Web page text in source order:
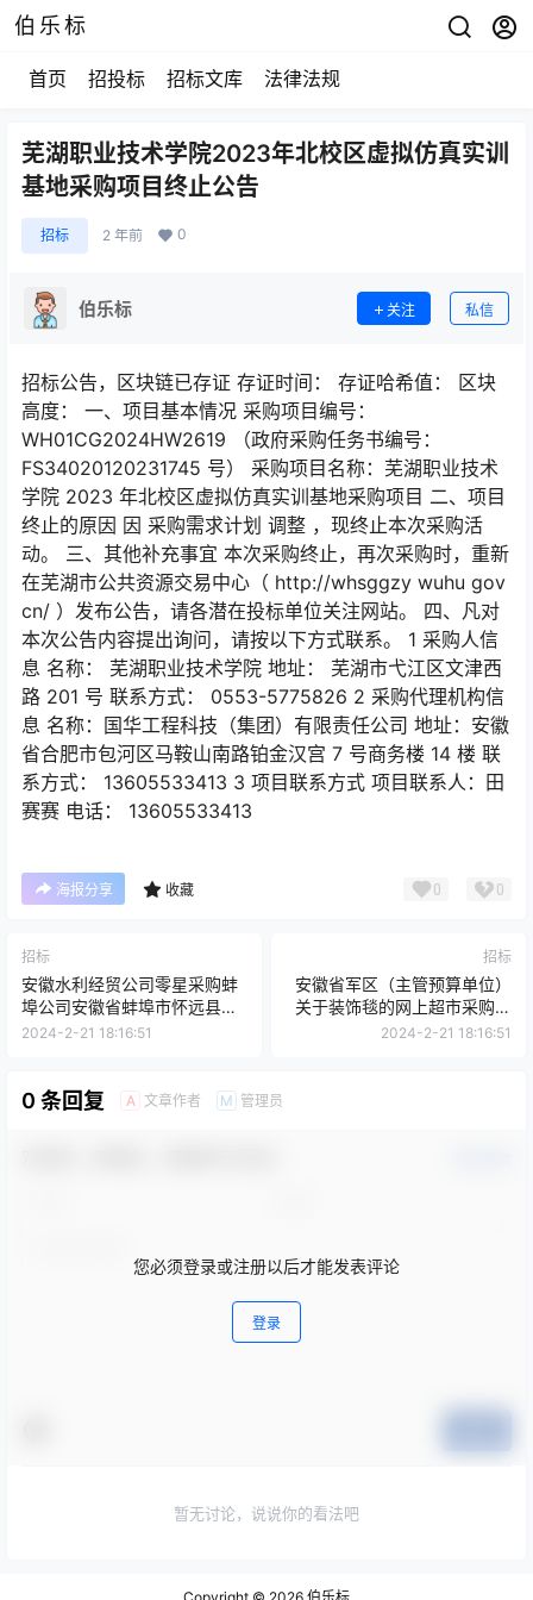
伯乐标
首页 招投标 招标文库 法律法规
芜湖职业技术学院2023年北校区虚拟仿真实训
基地采购项目终止公告
招标 2 年前 0
伯乐标 关注 私信
招标公告，区块链已存证 存证时间： 存证哈希值： 区块
高度： 一、项目基本情况 采购项目编号：
WH01CG2024HW2619 （政府采购任务书编号：
FS34020120231745 号） 采购项目名称：芜湖职业技术
学院 2023 年北校区虚拟仿真实训基地采购项目 二、项目
终止的原因 因 采购需求计划 调整 ，现终止本次采购活
动。 三、其他补充事宜 本次采购终止，再次采购时，重新
在芜湖市公共资源交易中心（ http://whsggzy wuhu gov
cn/ ）发布公告，请各潜在投标单位关注网站。 四、凡对
本次公告内容提出询问，请按以下方式联系。 1 采购人信
息 名称： 芜湖职业技术学院 地址： 芜湖市弋江区文津西
路 201 号 联系方式： 0553-5775826 2 采购代理机构信
息 名称：国华工程科技（集团）有限责任公司 地址：安徽
省合肥市包河区马鞍山南路铂金汉宫 7 号商务楼 14 楼 联
系方式： 13605533413 3 项目联系方式 项目联系人：田
赛赛 电话： 13605533413
海报分享 收藏 0 0
招标
安徽水利经贸公司零星采购蚌
埠公司安徽省蚌埠市怀远县荆
山实验学校及城市更新二期建
2024-2-21 18:16:51
招标
安徽省军区（主管预算单位）
关于装饰毯的网上超市采购项
目终止公告
2024-2-21 18:16:51
0 条回复 A 文章作者 M 管理员
您必须登录或注册以后才能发表评论
登录
暂无讨论，说说你的看法吧